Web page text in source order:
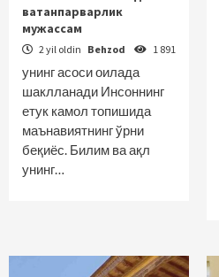
ватанпарварлик
мужассам
2 yil oldin Behzod 1 891
унинг асоси оилада
шаклланади Инсоннинг
етук камол топишида
маънавиятнинг ўрни
беқиёс. Билим ва ақл
унинг…